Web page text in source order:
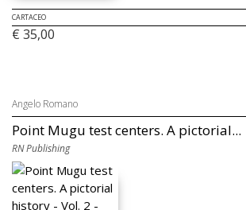
CARTACEO
€ 35,00
Angelo Romano
Point Mugu test centers. A pictorial...
RN Publishing